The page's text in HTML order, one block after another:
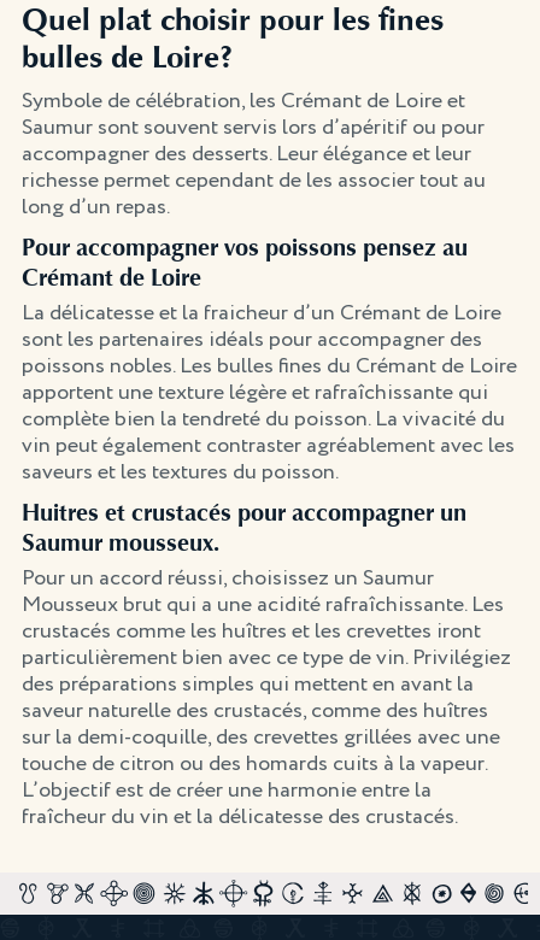
Quel plat choisir pour les fines
bulles de Loire?
Symbole de célébration, les Crémant de Loire et
Saumur sont souvent servis lors d’apéritif ou pour
accompagner des desserts. Leur élégance et leur
richesse permet cependant de les associer tout au
long d’un repas.
Pour accompagner vos poissons pensez au
Crémant de Loire
La délicatesse et la fraicheur d’un Crémant de Loire
sont les partenaires idéals pour accompagner des
poissons nobles. Les bulles fines du Crémant de Loire
apportent une texture légère et rafraîchissante qui
complète bien la tendreté du poisson. La vivacité du
vin peut également contraster agréablement avec les
saveurs et les textures du poisson.
Huitres et crustacés pour accompagner un
Saumur mousseux.
Pour un accord réussi, choisissez un Saumur
Mousseux brut qui a une acidité rafraîchissante. Les
crustacés comme les huîtres et les crevettes iront
particulièrement bien avec ce type de vin. Privilégiez
des préparations simples qui mettent en avant la
saveur naturelle des crustacés, comme des huîtres
sur la demi-coquille, des crevettes grillées avec une
touche de citron ou des homards cuits à la vapeur.
L’objectif est de créer une harmonie entre la
fraîcheur du vin et la délicatesse des crustacés.